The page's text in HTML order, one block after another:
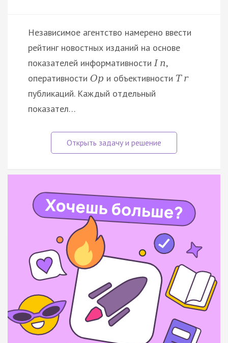
Независимое агентство намерено ввести
рейтинг новостных изданий на основе
показателей информативностиI n,
оперативности Op и объективности T r
публикаций. Каждый отдельный
показател…